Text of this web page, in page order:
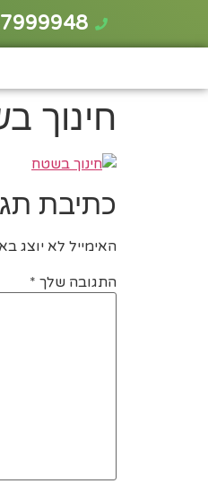
חינוך
כתיבת
האימייל לא יוצג
התגובה שלך *